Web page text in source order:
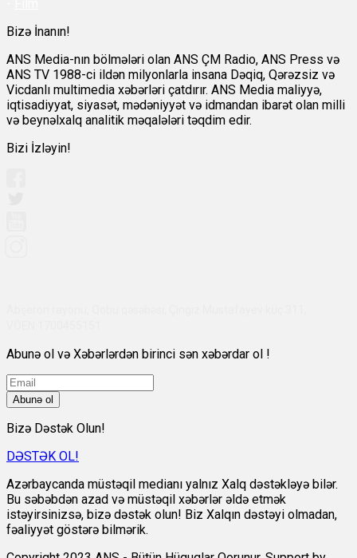
Bizə İnanın!
ANS Media-nın bölmələri olan ANS ÇM Radio, ANS Press və
ANS TV 1988-ci ildən milyonlarla insana Dəqiq, Qərəzsiz və
Vicdanlı multimedia xəbərləri çatdırır. ANS Media maliyyə,
iqtisadiyyat, siyasət, mədəniyyət və idmandan ibarət olan milli
və beynəlxalq analitik məqalələri təqdim edir.
Bizi İzləyin!
Abunə ol və Xəbərlərdən birinci sən xəbərdar ol !
Abunə ol
Bizə Dəstək Olun!
DƏSTƏK OL!
Azərbaycanda müstəqil medianı yalnız Xalq dəstəkləyə bilər.
Bu səbəbdən azad və müstəqil xəbərlər əldə etmək
istəyirsinizsə, bizə dəstək olun! Biz Xalqın dəstəyi olmadan,
fəaliyyət göstərə bilmərik.